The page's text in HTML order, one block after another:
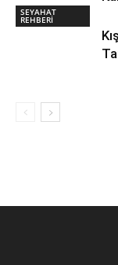
SEYAHAT
REHBERİ